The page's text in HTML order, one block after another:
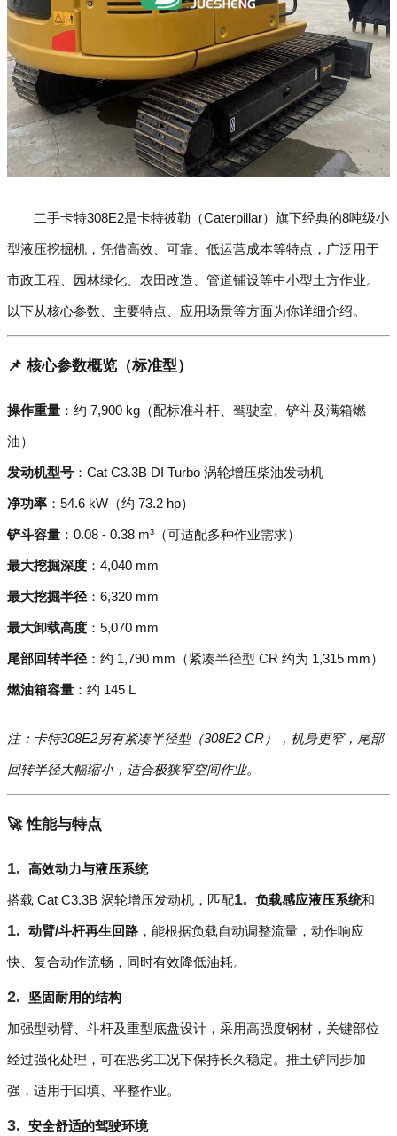
二手卡特308E2是卡特彼勒（Caterpillar）旗下经典的8吨级小
型液压挖掘机，凭借高效、可靠、低运营成本等特点，广泛用于
市政工程、园林绿化、农田改造、管道铺设等中小型土方作业。
以下从核心参数、主要特点、应用场景等方面为你详细介绍。
📌 核心参数概览（标准型）
操作重量 ：约 7,900 kg（配标准斗杆、驾驶室、铲斗及满箱燃
油）
发动机型号 ：Cat C3.3B DI Turbo 涡轮增压柴油发动机
净功率 ：54.6 kW（约 73.2 hp）
铲斗容量 ：0.08 - 0.38 m³（可适配多种作业需求）
最大挖掘深度 ：4,040 mm
最大挖掘半径 ：6,320 mm
最大卸载高度 ：5,070 mm
尾部回转半径 ：约 1,790 mm（紧凑半径型 CR 约为 1,315 mm）
燃油箱容量 ：约 145 L
注：卡特308E2另有紧凑半径型（308E2 CR），机身更窄，尾部
回转半径大幅缩小，适合极狭窄空间作业。
🚀 性能与特点
高效动力与液压系统
搭载 Cat C3.3B 涡轮增压发动机，匹配 负载感应液压系统和
动臂/斗杆再生回路 ，能根据负载自动调整流量，动作响应
快、复合动作流畅，同时有效降低油耗。
坚固耐用的结构
加强型动臂、斗杆及重型底盘设计，采用高强度钢材，关键部位
经过强化处理，可在恶劣工况下保持长久稳定。推土铲同步加
强，适用于回填、平整作业。
安全舒适的驾驶环境